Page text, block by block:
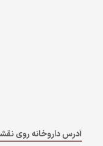
آدرس داروخانه روی